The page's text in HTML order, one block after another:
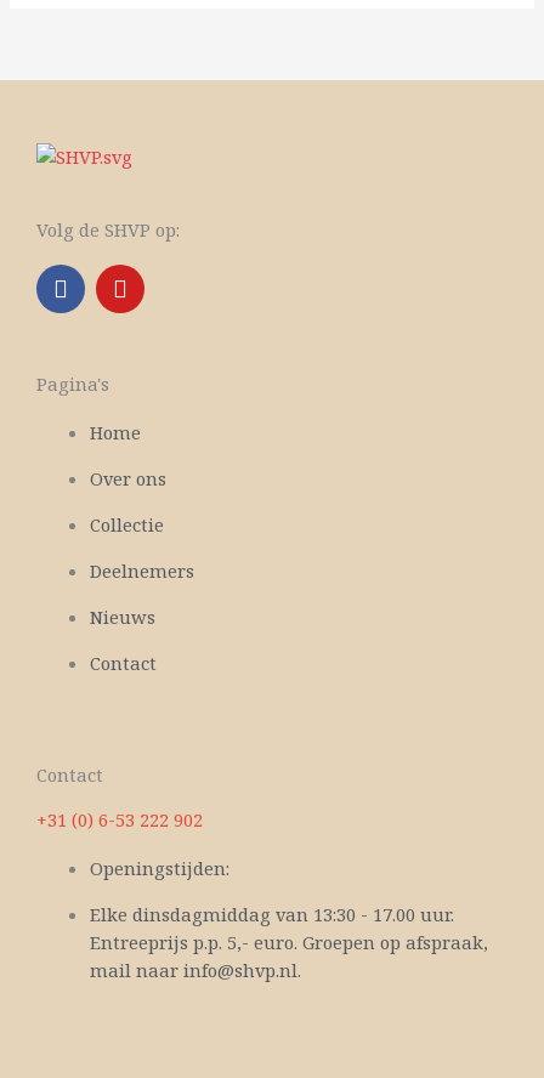
Volg de SHVP op:
F
a
c
b
o
k
Y
o
u
Pagina's
Home
Over ons
Collectie
Deelnemers
Nieuws
Contact
Contact
+31 (0) 6-53 222 902
Openingstijden:
Elke dinsdagmiddag van 13:30 - 17.00 uur.
Entreeprijs p.p. 5,- euro. Groepen op afspraak,
mail naar info@shvp.nl.